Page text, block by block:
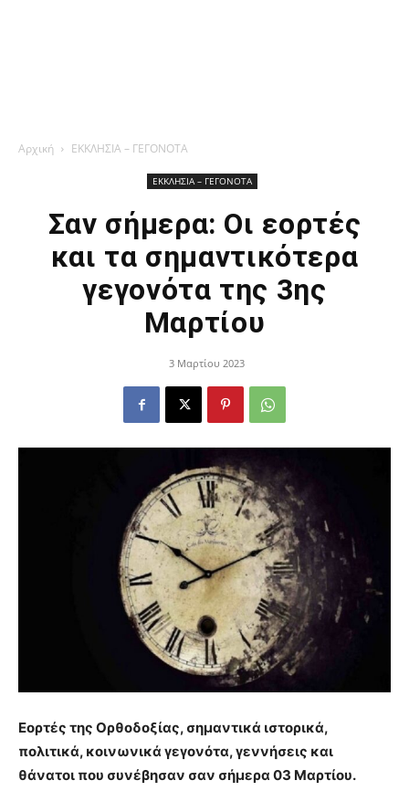
Αρχική ΕΚΚΛΗΣΙΑ – ΓΕΓΟΝΟΤΑ
ΕΚΚΛΗΣΙΑ – ΓΕΓΟΝΟΤΑ
Σαν σήμερα: Οι εορτές
και τα σημαντικότερα
γεγονότα της 3ης
Μαρτίου
3 Μαρτίου 2023
Εορτές της Ορθοδοξίας, σημαντικά ιστορικά,
πολιτικά, κοινωνικά γεγονότα, γεννήσεις και
θάνατοι που συνέβησαν σαν σήμερα 03 Μαρτίου.